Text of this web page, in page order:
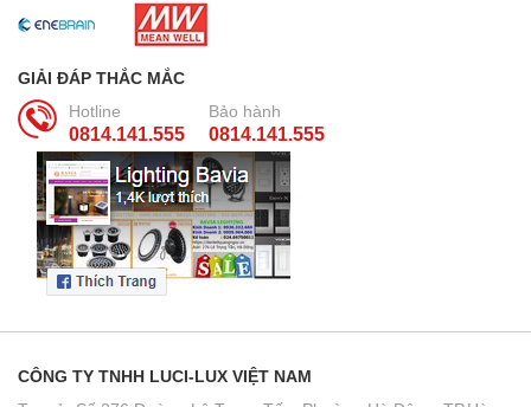
GIẢI ĐÁP THẮC MẮC
Hotline
0814.141.555
Bảo hành
0814.141.555
CÔNG TY TNHH LUCI-LUX VIỆT NAM